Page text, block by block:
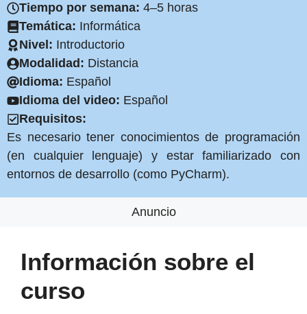
Tiempo por semana: 4–5 horas
Temática: Informática
Nivel: Introductorio
Modalidad: Distancia
Idioma: Español
Idioma del video: Español
Requisitos:
Es necesario tener conocimientos de programación
(en cualquier lenguaje) y estar familiarizado con
entornos de desarrollo (como PyCharm).
Anuncio
Información sobre el
curso